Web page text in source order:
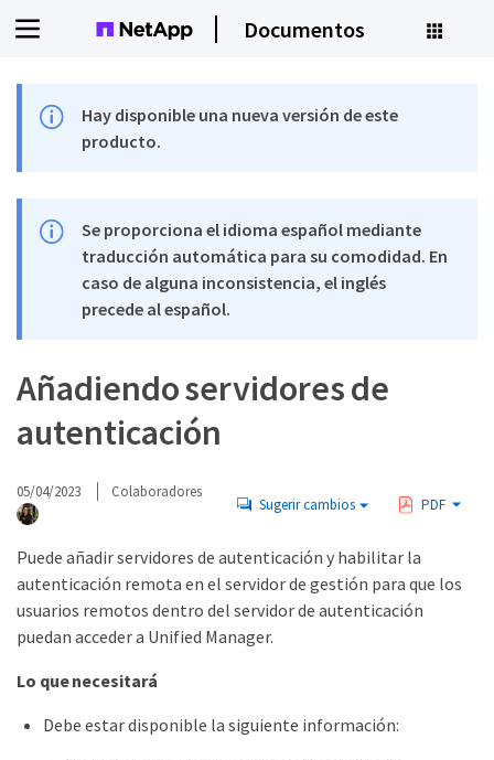
Documentos
Hay disponible una nueva versión de este
producto.
Se proporciona el idioma español mediante
traducción automática para su comodidad. En
caso de alguna inconsistencia, el inglés
precede al español.
Añadiendo servidores de
autenticación
05/04/2023 Colaboradores
Sugerir cambios PDF
Puede añadir servidores de autenticación y habilitar la
autenticación remota en el servidor de gestión para que los
usuarios remotos dentro del servidor de autenticación
puedan acceder a Unified Manager.
Lo que necesitará
Debe estar disponible la siguiente información: